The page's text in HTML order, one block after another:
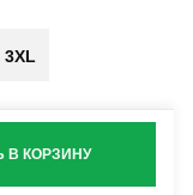
3XL
В КОРЗИНУ